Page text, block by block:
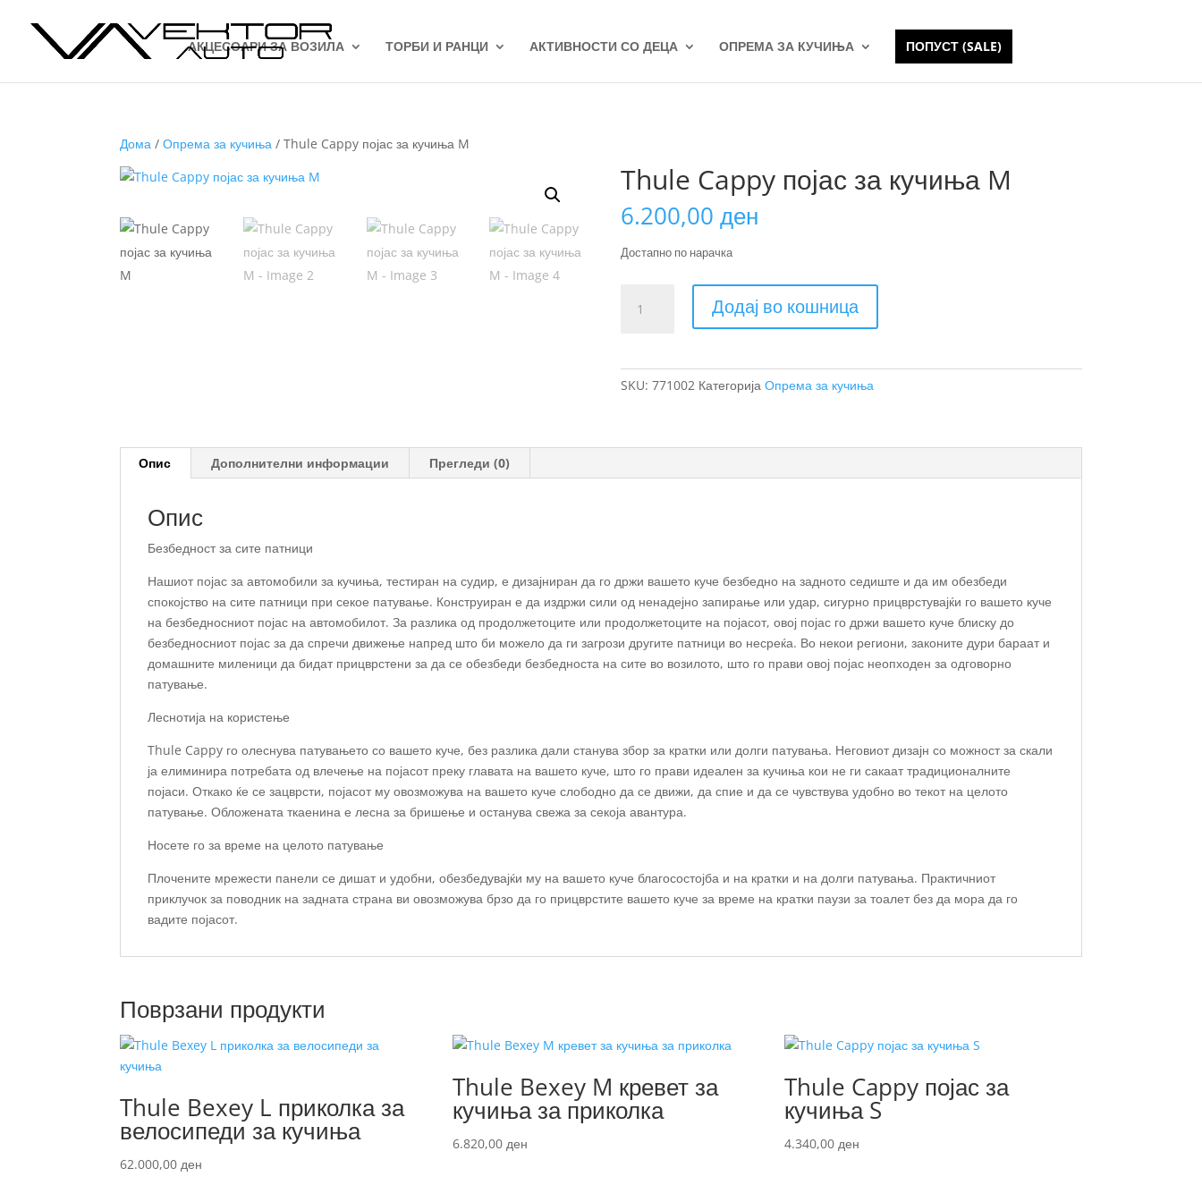
АКЦЕСОАРИ ЗА ВОЗИЛА ТОРБИ И РАНЦИ АКТИВНОСТИ СО ДЕЦА ОПРЕМА ЗА КУЧИЊА ПОПУСТ (SALE)
Дома /Опрема за кучиња / Thule Cappy појас за кучиња M
Thule Cappy појас за кучиња M
6.200,00 ден
Достапно по нарачка
Cappy
Додај во кошница
SKU: 771002 Категорија Опрема за кучиња
Опис Дополнителни информации Прегледи (0)
Опис
Безбедност за сите патници
Нашиот појас за автомобили за кучиња, тестиран на судир, е дизајниран да го држи вашето куче безбедно на задното седиште и да им обезбеди
спокојство на сите патници при секое патување. Конструиран е да издржи сили од ненадејно запирање или удар, сигурно прицврстувајќи го вашето куче
на безбедносниот појас на автомобилот. За разлика од продолжетоците или продолжетоците на појасот, овој појас го држи вашето куче блиску до
безбедносниот појас за да спречи движење напред што би можело да ги загрози другите патници во несреќа. Во некои региони, законите дури бараат и
домашните миленици да бидат прицврстени за да се обезбеди безбедноста на сите во возилото, што го прави овој појас неопходен за одговорно
патување.
Леснотија на користење
Thule Cappy го олеснува патувањето со вашето куче, без разлика дали станува збор за кратки или долги патувања. Неговиот дизајн со можност за скали
ја елиминира потребата од влечење на појасот преку главата на вашето куче, што го прави идеален за кучиња кои не ги сакаат традиционалните
појаси. Откако ќе се зацврсти, појасот му овозможува на вашето куче слободно да се движи, да спие и да се чувствува удобно во текот на целото
патување. Обложената ткаенина е лесна за бришење и останува свежа за секоја авантура.
Носете го за време на целото патување
Плочените мрежести панели се дишат и удобни, обезбедувајќи му на вашето куче благосостојба и на кратки и на долги патувања. Практичниот
приклучок за поводник на задната страна ви овозможува брзо да го прицврстите вашето куче за време на кратки паузи за тоалет без да мора да го
вадите појасот.
Поврзани продукти
Thule Bexey L приколка за
велосипеди за кучиња
62.000,00ден
Thule Bexey M кревет за
кучиња за приколка
6.820,00 ден
Thule Cappy појас за
кучиња S
4.340,00ден